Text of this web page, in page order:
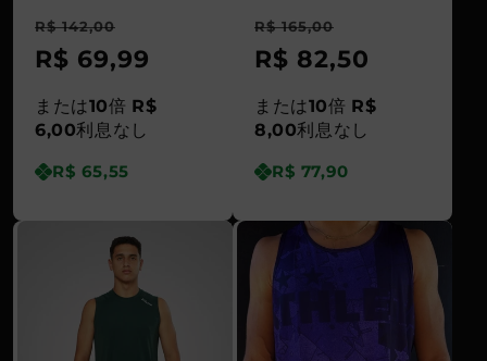
通
常
価
格
R$ 142,00
ー
ル
価
格
R$ 69,99
または10倍 R$
6,00利息なし
R$ 65,55
通
常
価
格
R$ 165,00
ー
ル
価
格
R$ 82,50
または10倍 R$
8,00利息なし
R$ 77,90